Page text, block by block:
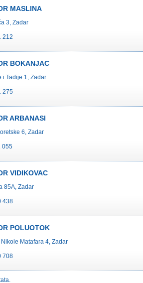
MASLINA
3, Zadar
212
BOKANJAC
i Tadije 1, Zadar
275
ARBANASI
6, Zadar
055
VIDIKOVAC
85A, Zadar
438
POLUOTOK
Matafara 4, Zadar
708